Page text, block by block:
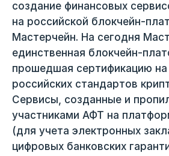
создание финансовых
на российской блокчейн-
Мастерчейн. На сегодня
единственная блокчейн-
прошедшая сертификацию
российских стандартов
Сервисы, созданные и
участниками АФТ на
(для учета электронных
цифровых банковских